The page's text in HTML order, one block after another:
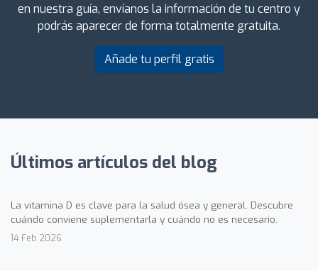
en nuestra guía, envíanos la información de tu centro y
podrás aparecer de forma totalmente gratuita.
Añade tu perfil gratis
Últimos artículos del blog
La vitamina D es clave para la salud ósea y general. Descubre
cuándo conviene suplementarla y cuándo no es necesario.
14 Feb 2026